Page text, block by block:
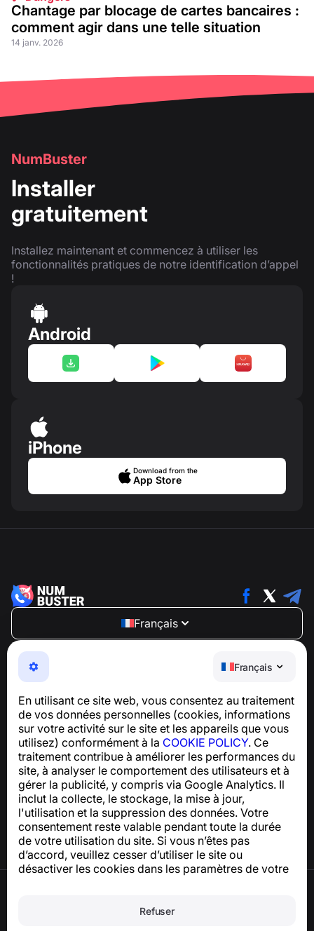
Français
En utilisant ce site web, vous consentez au traitement
de vos données personnelles (cookies, informations
sur votre activité sur le site et les appareils que vous
utilisez) conformément à la COOKIE POLICY. Ce
traitement contribue à améliorer les performances du
site, à analyser le comportement des utilisateurs et à
gérer la publicité, y compris via Google Analytics. Il
inclut la collecte, le stockage, la mise à jour,
l'utilisation et la suppression des données. Votre
consentement reste valable pendant toute la durée
de votre utilisation du site. Si vous n’êtes pas
d’accord, veuillez cesser d’utiliser le site ou
désactiver les cookies dans les paramètres de votre
Refuser
Chantage par blocage de cartes bancaires :
comment agir dans une telle situation
14 janv. 2026
NumBuster
Installer
gratuitement
Installez maintenant et commencez à utiliser les
fonctionnalités pratiques de notre identification d’appel
!
Android
iPhone
Download from the
App Store
Français
NumBuster © 2013—2026 ·
Une application facile à utiliser qui vous protège contre
les arnaques téléphoniques, le spam et les messages
Pour toute question concernant la conformité au RGPD :
support@numbuster.com
Centre d’aide
Actualités et articles
À propos du projet
Contacts
Politique relative aux cookies